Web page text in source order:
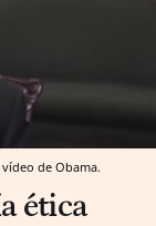
de Obama.
ética